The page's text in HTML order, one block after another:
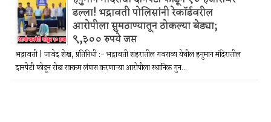
डल्ला! भद्रावती पोलिसांनी रेकॉर्डवरील
आरोपीला सुमठाण्यातून ठोकल्या बेड्या;
९,३०० रुपये जप्त
भद्रावती | जावेद शेख, प्रतिनिधी :- भद्रावती शहरातील गवराळा येथील हनुमान मंदिरातील
दानपेटी फोडून रोख रक्कम लंपास करणाऱ्या आरोपीला स्थानिक गुन...